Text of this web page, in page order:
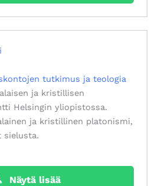
tutkimus ja teologia
ja kristillisen
Helsingin yliopistossa.
ja kristillinen platonismi,
sielusta.
Näytä lisää